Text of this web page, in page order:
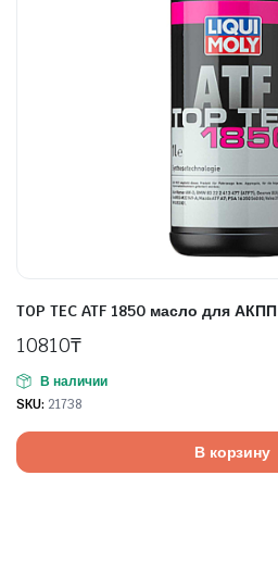
TOP TEC ATF 1850 масло для АКПП
10810₸
В наличии
SKU: 21738
В корзину